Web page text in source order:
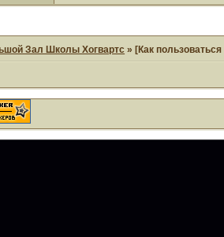
Зал Школы Хогвартс »[Как